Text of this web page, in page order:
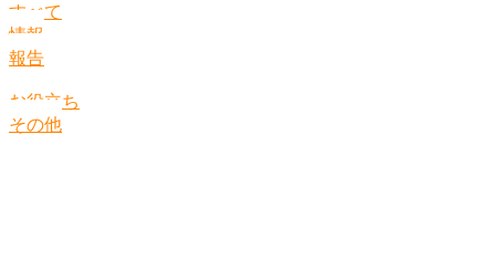
すべて
情報
報告
お役立ち
その他